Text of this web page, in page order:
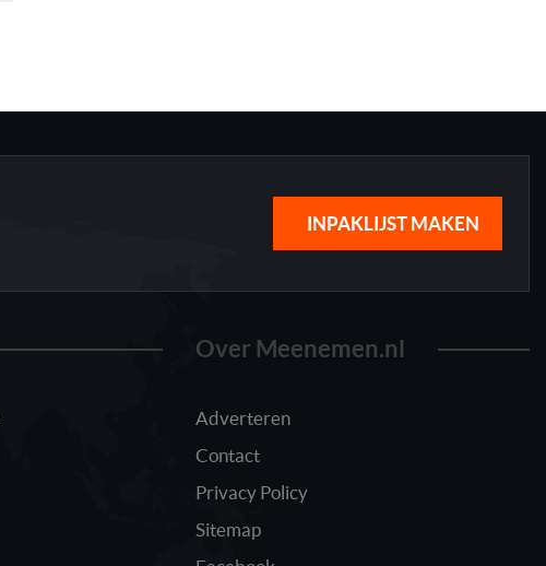
INPAKLIJST MAKEN
Over Meenemen.nl
Adverteren
Contact
Privacy Policy
Sitemap